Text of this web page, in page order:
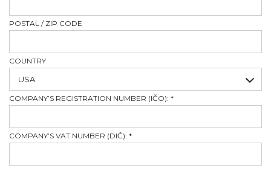
POSTAL / ZIP CODE
COUNTRY
COMPANY’S REGISTRATION NUMBER (IČO): *
COMPANY’S VAT NUMBER (DIČ): *